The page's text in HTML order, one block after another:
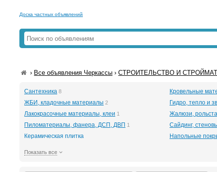
Доска частных объявлений
› Все объявления Черкассы ›СТРОИТЕЛЬСТВО И
Сантехника 8
Кровельные
ЖБИ, кладочные материалы 2
Гидро, тепло и
Лакокрасочные материалы, клеи 1
Жалюзи,
Пиломатериалы, фанера, ДСП, ДВП 1
Сайдинг,
Керамическая плитка
Напольные
Показать все